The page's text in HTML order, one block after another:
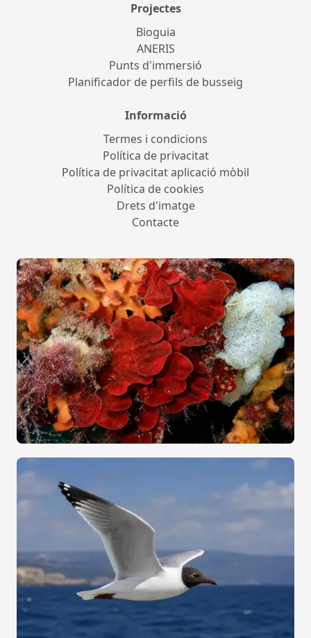
Projectes
Bioguia
ANERIS
Punts d'immersió
Planificador de perfils de busseig
Informació
Termes i condicions
Política de privacitat
Política de privacitat aplicació mòbil
Política de cookies
Drets d'imatge
Contacte